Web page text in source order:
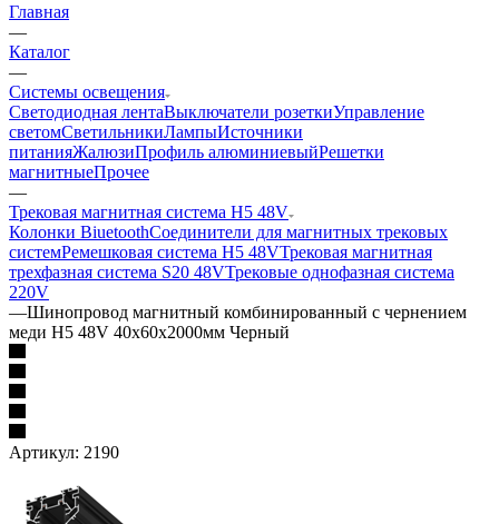
Главная
—
Каталог
—
Системы освещения
Светодиодная лентаВыключатели розеткиУправление
светомСветильникиЛампыИсточники
питанияЖалюзиПрофиль алюминиевыйРешетки
магнитныеПрочее
—
Трековая магнитная система H5 48V
Колонки BiuetoothСоединители для магнитных трековых
системРемешковая система H5 48VТрековая магнитная
трехфазная система S20 48VТрековые однофазная система
220V
—Шинопровод магнитный комбинированный с чернением
меди H5 48V 40х60х2000мм Черный
Артикул: 2190